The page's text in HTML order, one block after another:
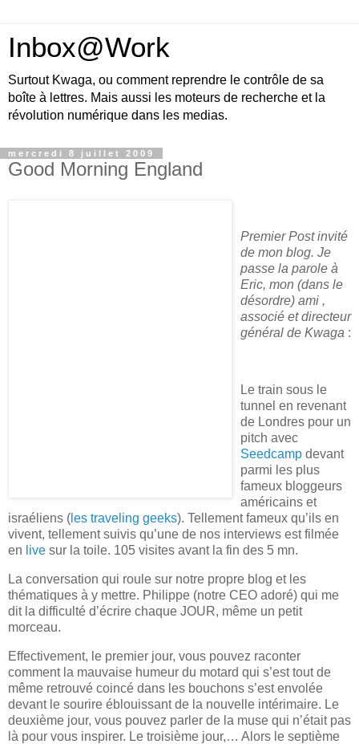
Inbox@Work
Surtout Kwaga, ou comment reprendre le contrôle de sa
boîte à lettres. Mais aussi les moteurs de recherche et la
révolution numérique dans les medias.
mercredi 8 juillet 2009
Good Morning England
Premier Post invité
de mon blog. Je
passe la parole à
Eric, mon (dans le
désordre) ami ,
associé et directeur
général de Kwaga :
Le train sous le
tunnel en revenant
de Londres pour un
pitch avec
Seedcamp devant
parmi les plus
fameux bloggeurs
américains et
israéliens ( les traveling geeks). Tellement fameux qu’ils en
vivent, tellement suivis qu’une de nos interviews est filmée
en live sur la toile. 105 visites avant la fin des 5 mn.
La conversation qui roule sur notre propre blog et les
thématiques à y mettre. Philippe (notre CEO adoré) qui me
dit la difficulté d’écrire chaque JOUR, même un petit
morceau.
Effectivement, le premier jour, vous pouvez raconter
comment la mauvaise humeur du motard qui s’est tout de
même retrouvé coincé dans les bouchons s’est envolée
devant le sourire éblouissant de la nouvelle intérimaire. Le
deuxième jour, vous pouvez parler de la muse qui n’était pas
là pour vous inspirer. Le troisième jour,… Alors le septième